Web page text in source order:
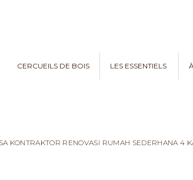
CERCUEILS DE BOIS LES ESSENTIELS
KONTRAKTOR RENOVASI RUMAH SEDERHANA 4